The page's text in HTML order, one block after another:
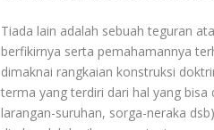
Tiada lain adalah sebuah teguran
berfikirnya serta pemahamannya
dimaknai rangkaian konstruksi
terma yang terdiri dari hal yang bisa
larangan-suruhan, sorga-neraka